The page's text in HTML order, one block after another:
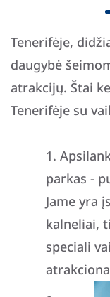
Tenerifėje,
daugybė
atrakcijų. Štai
Tenerifėje su
parkas -
Jame yra
kalneliai,
speciali